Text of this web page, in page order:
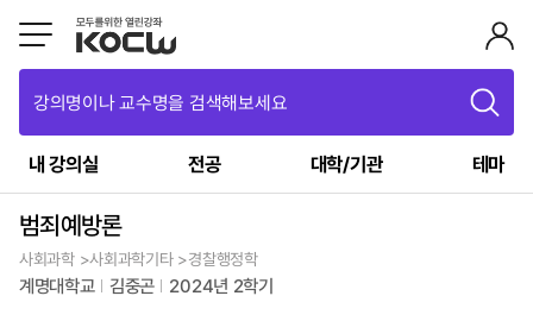
강의명이나 교수명을 검색해보세요
내 강의실 전공 대학/기관 테마
범죄예방론
사회과학 >사회과학기타 >경찰행정학
계명대학교 김중곤 2024년 2학기